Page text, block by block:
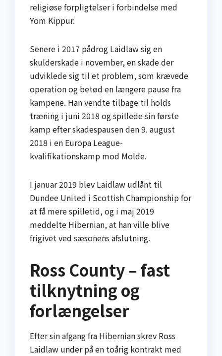
religiøse forpligtelser i forbindelse med
Yom Kippur.
Senere i 2017 pådrog Laidlaw sig en
skulderskade i november, en skade der
udviklede sig til et problem, som krævede
operation og betød en længere pause fra
kampene. Han vendte tilbage til holds
træning i juni 2018 og spillede sin første
kamp efter skadespausen den 9. august
2018 i en Europa League-
kvalifikationskamp mod Molde.
I januar 2019 blev Laidlaw udlånt til
Dundee United i Scottish Championship for
at få mere spilletid, og i maj 2019
meddelte Hibernian, at han ville blive
frigivet ved sæsonens afslutning.
Ross County – fast
tilknytning og
forlængelser
Efter sin afgang fra Hibernian skrev Ross
Laidlaw under på en toårig kontrakt med